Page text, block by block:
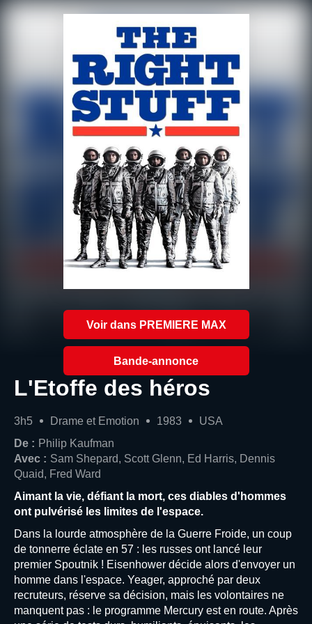
Voir dans PREMIERE MAX
Bande-annonce
L'Etoffe des héros
3h5 Drame et Emotion 1983
USA
De : Philip Kaufman
Avec : Sam Shepard, Scott Glenn, Ed Harris, Dennis
Quaid, Fred Ward
Aimant la vie, défiant la mort, ces diables d'hommes
ont pulvérisé les limites de l'espace.
Dans la lourde atmosphère de la Guerre Froide, un coup
de tonnerre éclate en 57 : les russes ont lancé leur
premier Spoutnik ! Eisenhower décide alors d'envoyer un
homme dans l'espace. Yeager, approché par deux
recruteurs, réserve sa décision, mais les volontaires ne
manquent pas : le programme Mercury est en route. Après